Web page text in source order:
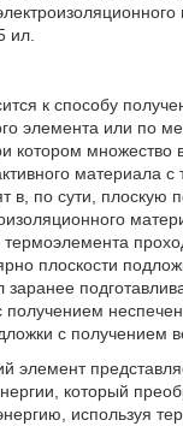
ил.
к способу
элемента или по
котором множество
материала с
в, по сути, плоскую
термоэлемента
плоскости
заранее
с получением
элемент
который
используя